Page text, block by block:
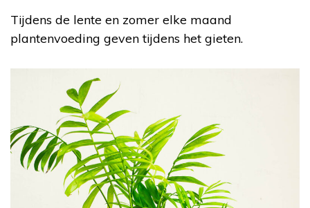
Tijdens de lente en zomer elke maand
plantenvoeding geven tijdens het gieten.